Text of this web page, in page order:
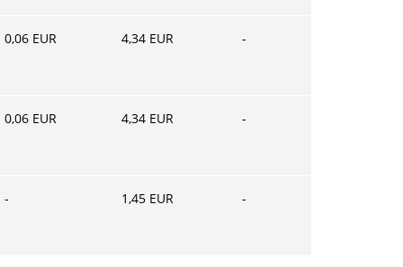
0,06 EUR 4,34 EUR -
0,06 EUR 4,34 EUR -
- 1,45 EUR -